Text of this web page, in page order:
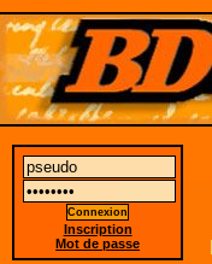
Inscription
Mot de passe